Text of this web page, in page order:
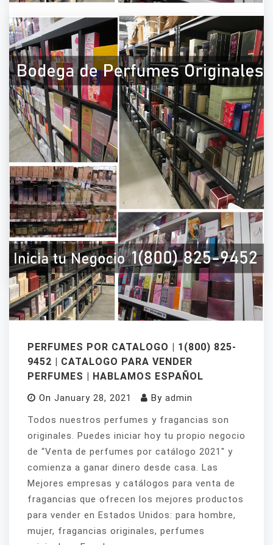
PERFUMES POR CATALOGO | 1(800) 825-
9452PERFUMES POR CATALOGO | 1(800)
825-9452PERFUMES POR CATALOGO |
1(800) 825-9452PERFUMES POR
CATALOGO | 1(800) 825-9452
OnMarch 30, 2021 Byadmin
Todos nuestros perfumes y fragancias son
originales. Puedes iniciar hoy tu propio negocio
de “Venta de perfumes por catálogo 2021″ y
comienza a ganar dinero desde casa. Las
Mejores empresas y catálogos para venta de
fragancias que ofrecen los mejores productos
para vender en Estados Unidos: para hombre,
mujer, fragancias originales, perfumes
originales, Eau de.
PERFUMES POR CATALOGO | 1(800) 825-
9452 | CATALOGO PARA VENDER
PERFUMES | HABLAMOS ESPAÑOL
On January 28, 2021 By admin
Todos nuestros perfumes y fragancias son
originales. Puedes iniciar hoy tu propio negocio
de “Venta de perfumes por catálogo 2021″ y
comienza a ganar dinero desde casa. Las
Mejores empresas y catálogos para venta de
fragancias que ofrecen los mejores productos
para vender en Estados Unidos: para hombre,
mujer, fragancias originales, perfumes